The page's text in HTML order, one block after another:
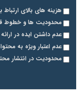
هزینه های بالای ارتباط
محدودیت ها و خطوط
عدم داشتن ایده در
عدم اعتبار ویژه به
محدودیت در انتشار